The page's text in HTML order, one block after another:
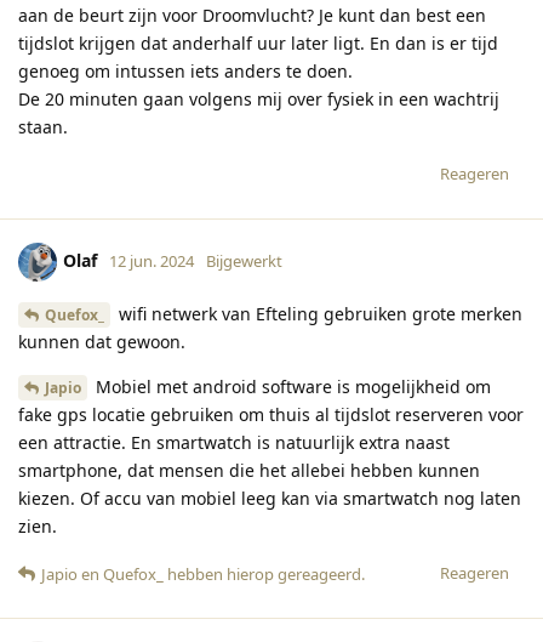
aan de beurt zijn voor Droomvlucht? Je kunt dan best een
tijdslot krijgen dat anderhalf uur later ligt. En dan is er tijd
genoeg om intussen iets anders te doen.
De 20 minuten gaan volgens mij over fysiek in een wachtrij
staan.
Reageren
Olaf 12 jun. 2024 Bijgewerkt
Quefox_
wifi netwerk van Efteling gebruiken grote merken
kunnen dat gewoon.
Japio
Mobiel met android software is mogelijkheid om
fake gps locatie gebruiken om thuis al tijdslot reserveren voor
een attractie. En smartwatch is natuurlijk extra naast
smartphone, dat mensen die het allebei hebben kunnen
kiezen. Of accu van mobiel leeg kan via smartwatch nog laten
zien.
Reageren
Japio en Quefox_ hebben hierop gereageerd.